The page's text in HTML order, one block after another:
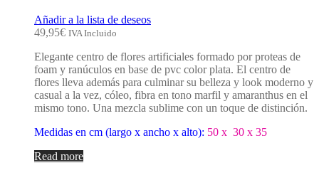
Añadir a la lista de deseos
49,95€ IVA Incluido
Elegante centro de flores artificiales formado por proteas de
foam y ranúculos en base de pvc color plata. El centro de
flores lleva además para culminar su belleza y look moderno y
casual a la vez, cóleo, fibra en tono marfil y amaranthus en el
mismo tono. Una mezcla sublime con un toque de distinción.
Medidas en cm (largo x ancho x alto): 50 x 30 x 35
Read more